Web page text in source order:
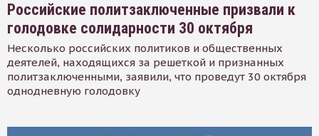
Российские политзаключенные призвали к
голодовке солидарности 30 октября
Несколько российских политиков и общественных
деятелей, находящихся за решеткой и признанных
политзаключенными, заявили, что проведут 30 октября
однодневную голодовку